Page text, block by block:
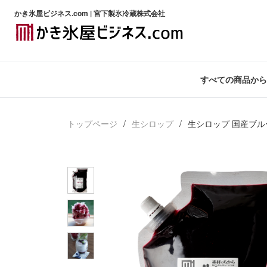
かき氷屋ビジネス.com | 宮下製氷冷蔵株式会社
すべての商品か
トップページ 生シロップ 生シロップ 国産ブ